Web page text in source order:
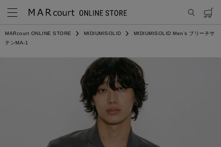
MARcourt ONLINE STORE MIDIUMISOLID
MIDIUMISOLID Men’s ブリーチサ
テンMA-1